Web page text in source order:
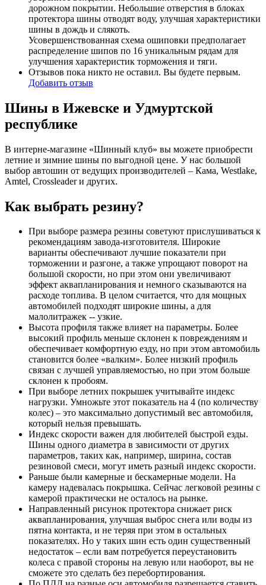
дорожном покрытии. Небольшие отверстия в блоках
протектора шины отводят воду, улучшая характеристики
шины в дождь и слякоть.
Усовершенствованная схема ошиповки предполагает
распределение шипов по 16 уникальным рядам для
улучшения характеристик торможения и тяги.
Отзывов пока никто не оставил. Вы будете первым.
Добавить отзыв
Шины в Ижевске и Удмуртской
республике
В интерне-магазине «Шинный клуб» вы можете приобрести
летние и зимние шины по выгодной цене. У нас большой
выбор автошин от ведущих производителей – Кама, Westlake,
Amtel, Crossleader и других.
Как выбрать резину?
При выборе размера резины советуют прислушиваться к
рекомендациям завода-изготовителя. Широкие
варианты обеспечивают лучшие показатели при
торможении и разгоне, а также упрощают поворот на
большой скорости, но при этом они увеличивают
эффект аквапланирования и немного сказываются на
расходе топлива. В целом считается, что для мощных
автомобилей подходят широкие шины, а для
малолитражек -- узкие.
Высота профиля также влияет на параметры. Более
высокий профиль меньше склонен к повреждениям и
обеспечивает комфортную езду, но при этом автомобиль
становится более «валким». Более низкий профиль
связан с лучшей управляемостью, но при этом больше
склонен к пробоям.
При выборе летних покрышек учитывайте индекс
нагрузки. Умножьте этот показатель на 4 (по количеству
колес) – это максимально допустимый вес автомобиля,
который нельзя превышать.
Индекс скорости важен для любителей быстрой езды.
Шины одного диаметра в зависимости от других
параметров, таких как, например, ширина, состав
резиновой смеси, могут иметь разный индекс скорости.
Раньше были камерные и бескамерные модели. На
камеру надевалась покрышка. Сейчас легковой резины с
камерой практически не осталось на рынке.
Направленный рисунок протектора снижает риск
аквапланирования, улучшая выброс снега или воды из
пятна контакта, и не теряя при этом в остальных
показателях. Но у таких шин есть один существенный
недостаток – если вам потребуется переустановить
колеса с правой стороны на левую или наоборот, вы не
сможете это сделать без перебортирования.